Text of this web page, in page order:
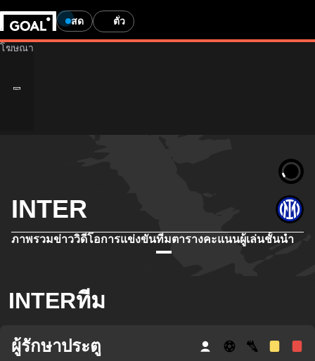
สด ตั๋ว
INTER
ภาพรวมข่าววิดีโอการแข่งขันทีมตารางคะแนนผู้เล่นชั้นนำ
INTERทีม
ผู้รักษาประตู